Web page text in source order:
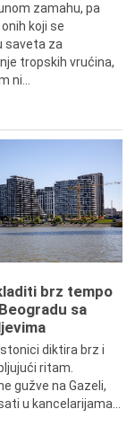
zamahu, pa
koji se
saveta za
tropskih vrućina,
ni...
brz tempo
sa
diktira brz i
ritam.
gužve na Gazeli,
u kancelarijama...
Đurđija Cvetić,
i TV glumica.